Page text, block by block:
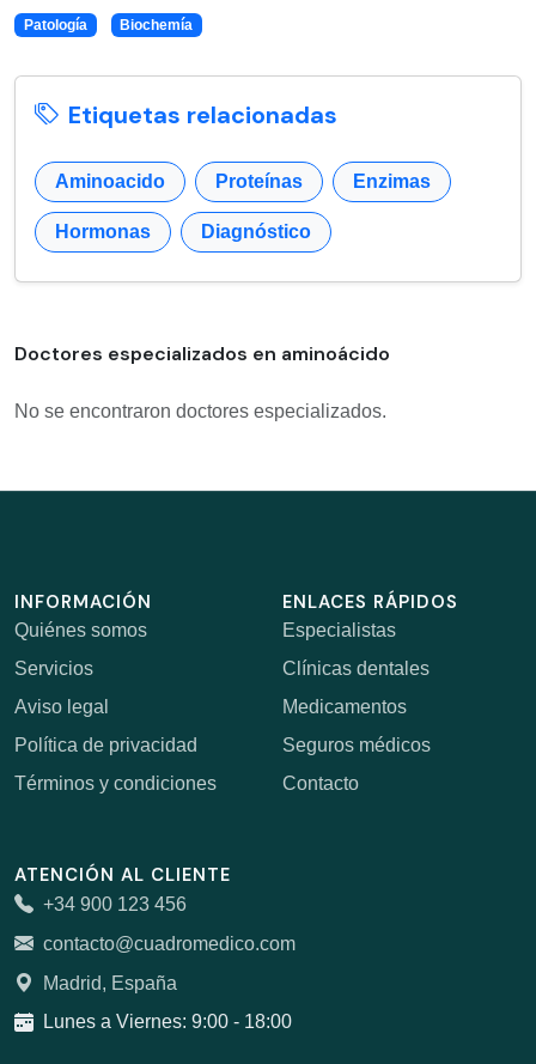
Patología Biochemía
Etiquetas relacionadas
Aminoacido Proteínas Enzimas
Hormonas Diagnóstico
Doctores especializados en aminoácido
No se encontraron doctores especializados.
INFORMACIÓN
Quiénes somos
Servicios
Aviso legal
Política de privacidad
Términos y condiciones
ENLACES RÁPIDOS
Especialistas
Clínicas dentales
Medicamentos
Seguros médicos
Contacto
ATENCIÓN AL CLIENTE
+34 900 123 456
contacto@cuadromedico.com
Madrid, España
Lunes a Viernes: 9:00 - 18:00